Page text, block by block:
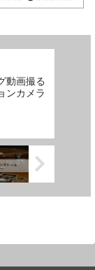
動画撮る
ンカメラ